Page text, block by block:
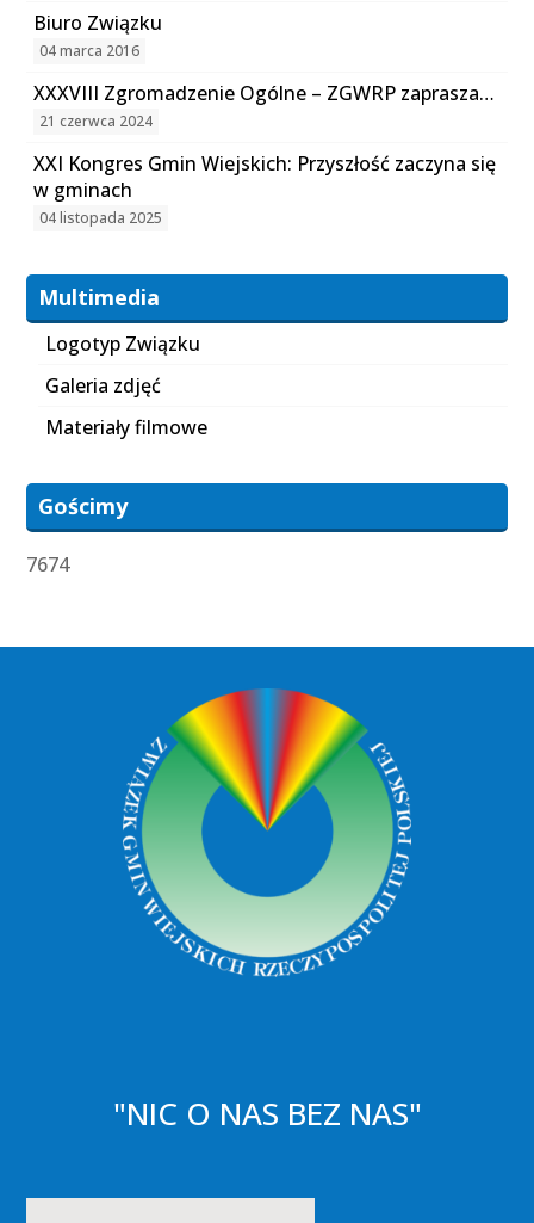
Biuro Związku
04 marca 2016
XXXVIII Zgromadzenie Ogólne – ZGWRP zaprasza…
21 czerwca 2024
XXI Kongres Gmin Wiejskich: Przyszłość zaczyna się
w gminach
04 listopada 2025
Multimedia
Logotyp Związku
Galeria zdjęć
Materiały filmowe
Gościmy
7674
"NIC O NAS BEZ NAS"